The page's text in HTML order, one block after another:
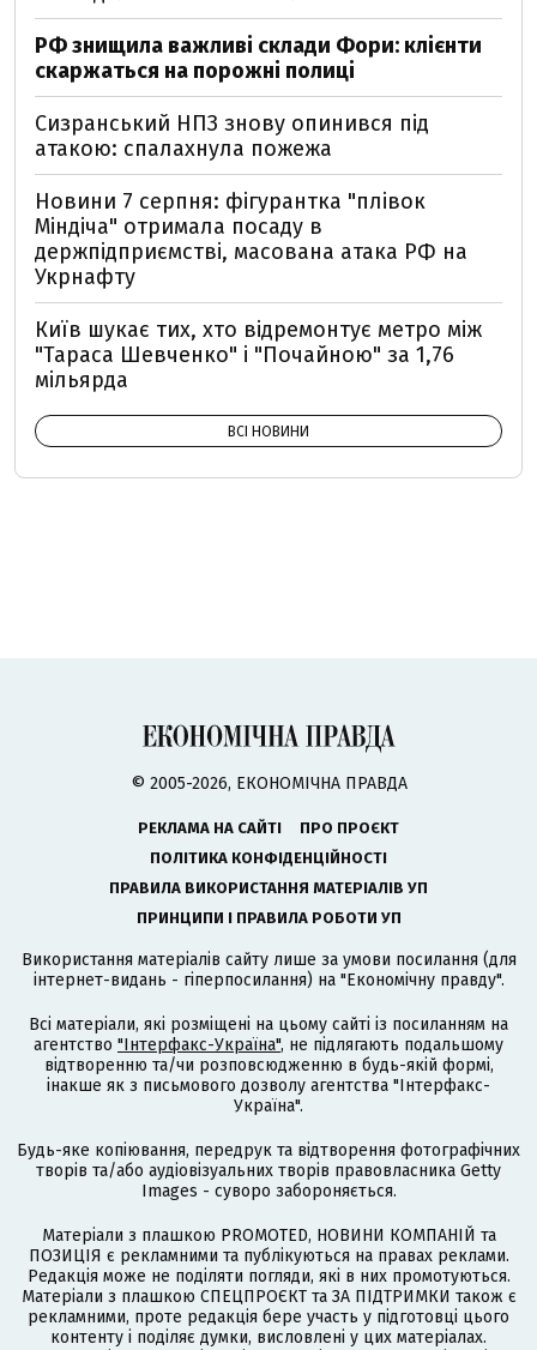
РФ знищила важливі склади Фори: клієнти
скаржаться на порожні полиці
Сизранський НПЗ знову опинився під
атакою: спалахнула пожежа
Новини 7 серпня: фігурантка "плівок
Міндіча" отримала посаду в
держпідприємстві, масована атака РФ на
Укрнафту
Київ шукає тих, хто відремонтує метро між
"Тараса Шевченко" і "Почайною" за 1,76
мільярда
ВСІ НОВИНИ
© 2005-2026, ЕКОНОМІЧНА ПРАВДА
РЕКЛАМА НА САЙТІ
ПРО ПРОЄКТ
ПОЛІТИКА КОНФІДЕНЦІЙНОСТІ
ПРАВИЛА ВИКОРИСТАННЯ МАТЕРІАЛІВ УП
ПРИНЦИПИ І ПРАВИЛА РОБОТИ УП
Використання матеріалів сайту лише за умови посилання (для
інтернет-видань - гіперпосилання) на "Економічну правду".
Всі матеріали, які розміщені на цьому сайті із посиланням на
агентство "Інтерфакс-Україна", не підлягають подальшому
відтворенню та/чи розповсюдженню в будь-якій формі,
інакше як з письмового дозволу агентства "Інтерфакс-
Україна".
Будь-яке копіювання, передрук та відтворення фотографічних
творів та/або аудіовізуальних творів правовласника Getty
Images - суворо забороняється.
Матеріали з плашкою PROMOTED, НОВИНИ КОМПАНІЙ та
ПОЗИЦІЯ є рекламними та публікуються на правах реклами.
Редакція може не поділяти погляди, які в них промотуються.
Матеріали з плашкою СПЕЦПРОЄКТ та ЗА ПІДТРИМКИ також є
рекламними, проте редакція бере участь у підготовці цього
контенту і поділяє думки, висловлені у цих матеріалах.